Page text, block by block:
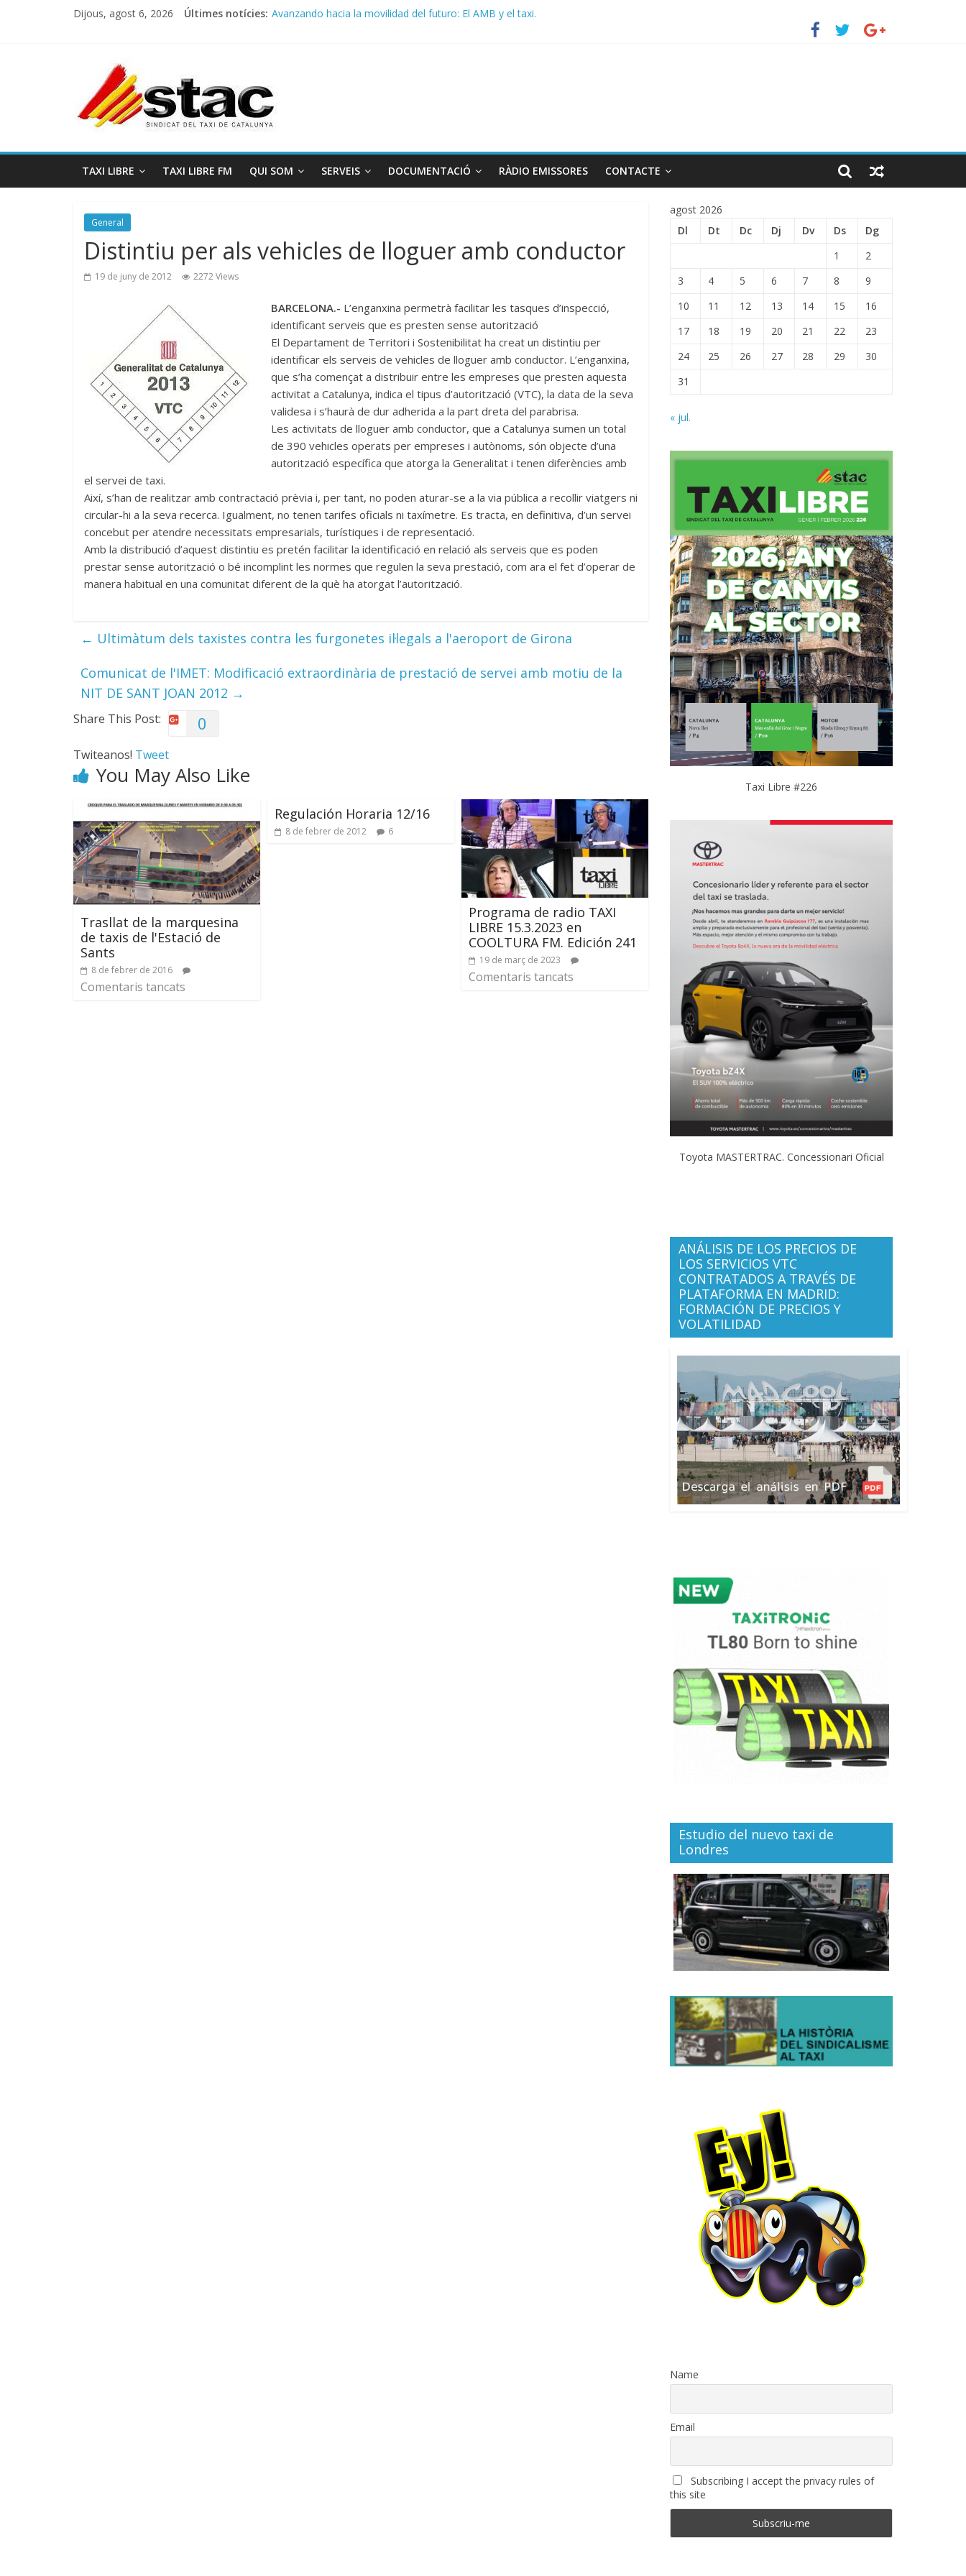
Dijous, agost 6, 2026 Últimes notícies: Avanzando hacia la movilidad del futuro: El AMB y el taxi.
TAXI LIBRE TAXI LIBRE FM QUI SOM SERVEIS DOCUMENTACIÓ RÀDIO EMISSORES CONTACTE
General
Distintiu per als vehicles de lloguer amb conductor
19 de juny de 2012 2272 Views
BARCELONA.- L’enganxina permetrà facilitar les tasques d’inspecció,
identificant serveis que es presten sense autorització
El Departament de Territori i Sostenibilitat ha creat un distintiu per
identificar els serveis de vehicles de lloguer amb conductor. L’enganxina,
que s’ha començat a distribuir entre les empreses que presten aquesta
activitat a Catalunya, indica el tipus d’autorització (VTC), la data de la seva
validesa i s’haurà de dur adherida a la part dreta del parabrisa.
Les activitats de lloguer amb conductor, que a Catalunya sumen un total
de 390 vehicles operats per empreses i autònoms, són objecte d’una
autorització específica que atorga la Generalitat i tenen diferències amb
el servei de taxi.
Així, s’han de realitzar amb contractació prèvia i, per tant, no poden aturar-se a la via pública a recollir viatgers ni
circular-hi a la seva recerca. Igualment, no tenen tarifes oficials ni taxímetre. Es tracta, en definitiva, d’un servei
concebut per atendre necessitats empresarials, turístiques i de representació.
Amb la distribució d’aquest distintiu es pretén facilitar la identificació en relació als serveis que es poden
prestar sense autorització o bé incomplint les normes que regulen la seva prestació, com ara el fet d’operar de
manera habitual en una comunitat diferent de la què ha atorgat l’autorització.
← Ultimàtum dels taxistes contra les furgonetes il·legals a l'aeroport de Girona
Comunicat de l'IMET: Modificació extraordinària de prestació de servei amb motiu de la
NIT DE SANT JOAN 2012 →
Share This Post: 0
Twiteanos! Tweet
You May Also Like
Trasllat de la marquesina
de taxis de l'Estació de
Sants
8 de febrer de 2016
Comentaris tancats
Regulación Horaria 12/16
8 de febrer de 2012 6
Programa de radio TAXI
LIBRE 15.3.2023 en
COOLTURA FM. Edición 241
19 de març de 2023
Comentaris tancats
agost 2026
Dl
Dt Dc Dj Dv Ds
Dg
1
2
3
4 5 6 7 8
9
10
11 12 13 14 15
16
17
18 19 20 21 22
23
24
25 26 27 28 29
30
31
« jul.
Taxi Libre #226
Toyota MASTERTRAC. Concessionari Oficial
ANÁLISIS DE LOS PRECIOS DE
LOS SERVICIOS VTC
CONTRATADOS A TRAVÉS DE
PLATAFORMA EN MADRID:
FORMACIÓN DE PRECIOS Y
VOLATILIDAD
Estudio del nuevo taxi de
Londres
Name
Email
Subscribing I accept the privacy rules of
this site